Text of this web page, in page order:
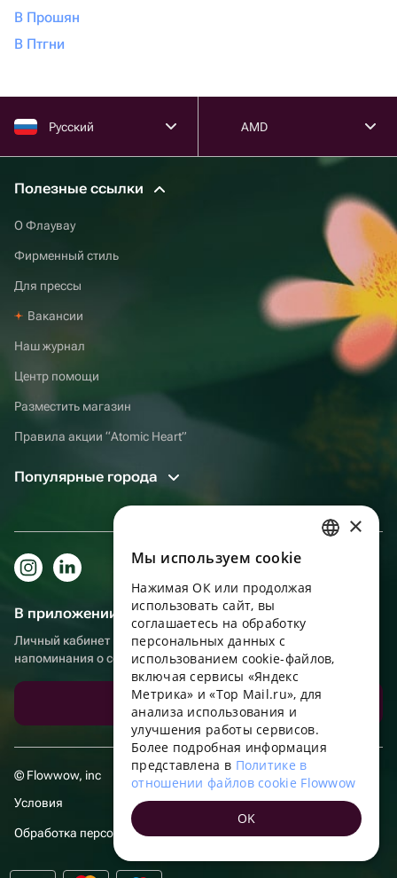
В Прошян
В Птгни
Русский AMD
Полезные ссылки
О Флаувау
Фирменный стиль
Для прессы
Вакансии
Наш журнал
Центр помощи
Разместить магазин
Правила акции “Atomic Heart”
Популярные города
В приложении еще удобнее!
Личный кабинет получателя, больше бонусов за покупки и
напоминания о событиях
Скачать приложение
© Flowwow, inc
Условия
Обработка персональных данных
ENGLISH
UKRAINIAN
PORTUGUESE
FRENCH
TURKISH
POLISH
×
Мы используем сookie
Нажимая ОК или продолжая
использовать сайт, вы
соглашаетесь на обработку
персональных данных с
использованием cookie-файлов,
включая сервисы «Яндекс
Метрика» и «Top Mail.ru», для
анализа использования и
улучшения работы сервисов.
Более подробная информация
представлена в Политике в
отношении файлов cookie Flowwow
OK